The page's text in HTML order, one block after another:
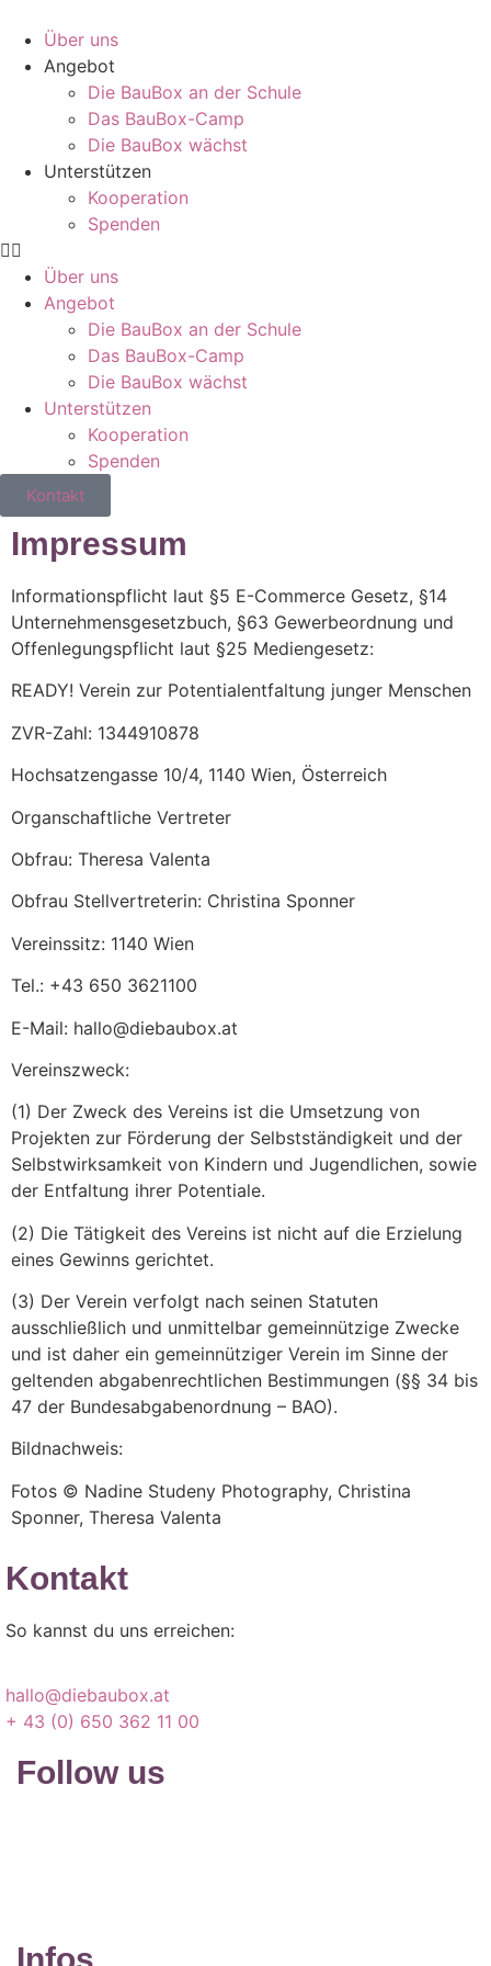
Über uns
Angebot
Die BauBox an der Schule
Das BauBox-Camp
Die BauBox wächst
Unterstützen
Kooperation
Spenden
Über uns
Angebot
Die BauBox an der Schule
Das BauBox-Camp
Die BauBox wächst
Unterstützen
Kooperation
Spenden
Kontakt
Impressum
Informationspflicht laut §5 E-Commerce Gesetz, §14
Unternehmensgesetzbuch, §63 Gewerbeordnung und
Offenlegungspflicht laut §25 Mediengesetz:
READY! Verein zur Potentialentfaltung junger Menschen
ZVR-Zahl: 1344910878
Hochsatzengasse 10/4, 1140 Wien, Österreich
Organschaftliche Vertreter
Obfrau: Theresa Valenta
Obfrau Stellvertreterin: Christina Sponner
Vereinssitz: 1140 Wien
Tel.: +43 650 3621100
E-Mail: hallo@diebaubox.at
Vereinszweck:
(1) Der Zweck des Vereins ist die Umsetzung von
Projekten zur Förderung der Selbstständigkeit und der
Selbstwirksamkeit von Kindern und Jugendlichen, sowie
der Entfaltung ihrer Potentiale.
(2) Die Tätigkeit des Vereins ist nicht auf die Erzielung
eines Gewinns gerichtet.
(3) Der Verein verfolgt nach seinen Statuten
ausschließlich und unmittelbar gemeinnützige Zwecke
und ist daher ein gemeinnütziger Verein im Sinne der
geltenden abgabenrechtlichen Bestimmungen (§§ 34 bis
47 der Bundesabgabenordnung – BAO).
Bildnachweis:
Fotos © Nadine Studeny Photography, Christina
Sponner, Theresa Valenta
Kontakt
So kannst du uns erreichen:
hallo@diebaubox.at
+ 43 (0) 650 362 11 00
Follow us
Infos